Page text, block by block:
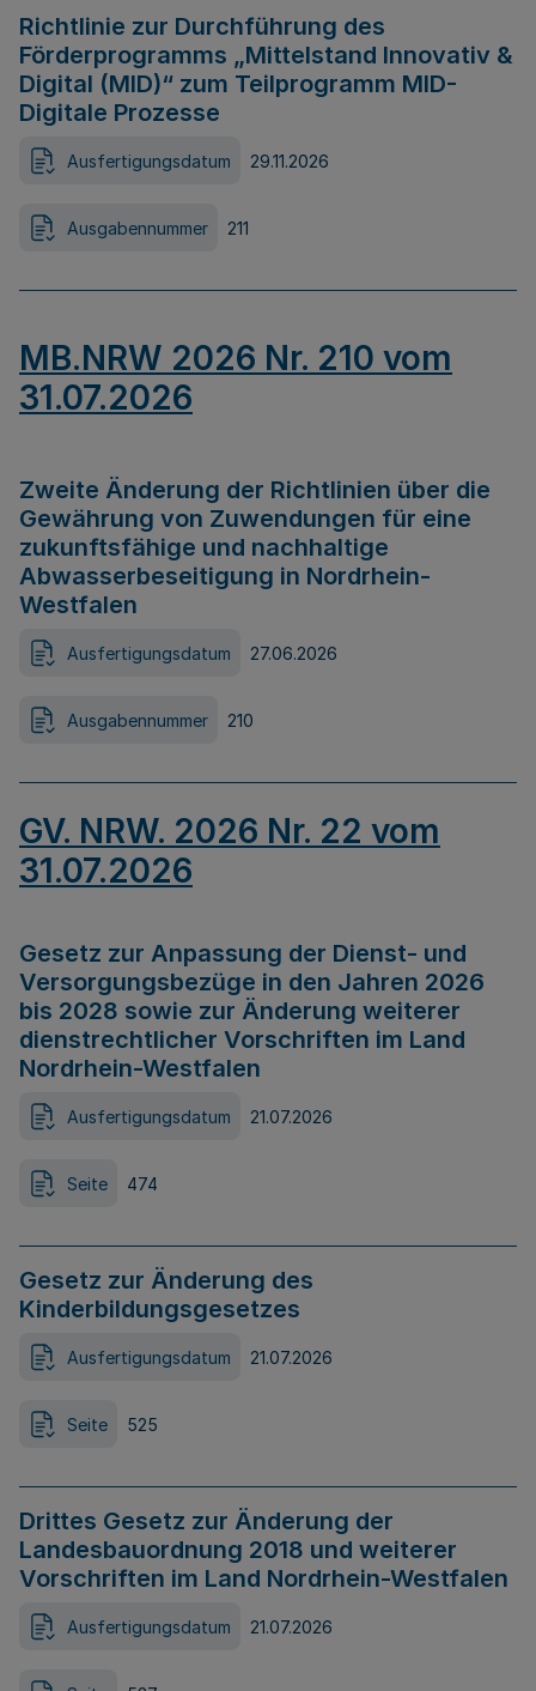
Richtlinie zur Durchführung des
Förderprogramms „Mittelstand Innovativ &
Digital (MID)“ zum Teilprogramm MID-
Digitale Prozesse
Ausfertigungsdatum 29.11.2026
Ausgabennummer 211
MB.NRW 2026 Nr. 210 vom
31.07.2026
Zweite Änderung der Richtlinien über die
Gewährung von Zuwendungen für eine
zukunftsfähige und nachhaltige
Abwasserbeseitigung in Nordrhein-
Westfalen
Ausfertigungsdatum 27.06.2026
Ausgabennummer 210
GV. NRW. 2026 Nr. 22 vom
31.07.2026
Gesetz zur Anpassung der Dienst- und
Versorgungsbezüge in den Jahren 2026
bis 2028 sowie zur Änderung weiterer
dienstrechtlicher Vorschriften im Land
Nordrhein-Westfalen
Ausfertigungsdatum 21.07.2026
Seite 474
Gesetz zur Änderung des
Kinderbildungsgesetzes
Ausfertigungsdatum 21.07.2026
Seite 525
Drittes Gesetz zur Änderung der
Landesbauordnung 2018 und weiterer
Vorschriften im Land Nordrhein-Westfalen
Ausfertigungsdatum 21.07.2026